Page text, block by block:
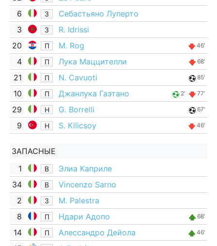
6
З
Себастьяно Луперто
3
З
R. Idrissi
20
П M. Rog 46'
4 П Лука Маццителли 68'
21 П N. Cavuoti 85'
10 П Джанлука Гаэтано 2' 77'
29 Н G. Borrelli 67'
9 Н S. Kilicsoy 46'
ЗАПАСНЫЕ
1
В
Элиа Каприле
34
В
Vincenzo Sarno
2
З
M. Palestra
8
П Ндари Адопо 68'
14 П Алессандро Дейола 46'